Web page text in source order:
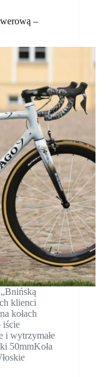
–
klienci
kołach
iście
i wytrzymałe
50mmKoła